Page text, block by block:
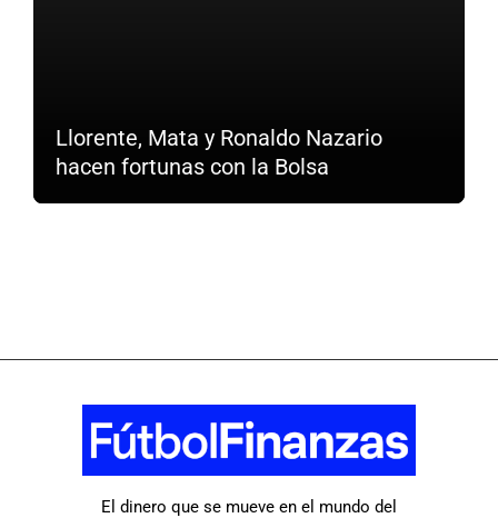
Llorente, Mata y Ronaldo Nazario
hacen fortunas con la Bolsa
El dinero que se mueve en el mundo del